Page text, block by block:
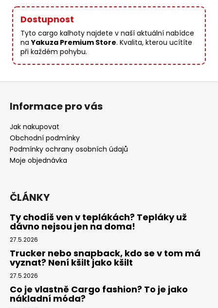
Dostupnost
Tyto cargo kalhoty najdete v naší aktuální nabídce
naYakuza Premium Store. Kvalita, kterou ucítíte
při každém pohybu.
Informace pro vás
Jak nakupovat
Obchodní podmínky
Podmínky ochrany osobních údajů
Moje objednávka
ČLÁNKY
Ty chodíš ven v teplákách? Tepláky už
dávno nejsou jen na doma!
27.5.2026
Trucker nebo snapback, kdo se v tom má
vyznat? Není kšilt jako kšilt
27.5.2026
Co je vlastně Cargo fashion? To je jako
nákladní móda?